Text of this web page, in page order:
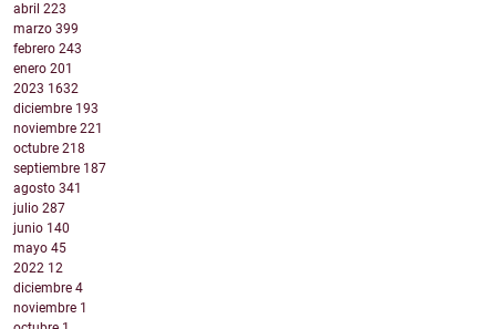
abril 223
marzo 399
febrero 243
enero 201
2023 1632
diciembre 193
noviembre 221
octubre 218
septiembre 187
agosto 341
julio 287
junio 140
mayo 45
2022 12
diciembre 4
noviembre 1